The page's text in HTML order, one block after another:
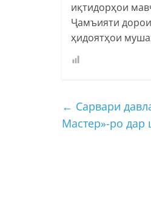
иқтидорҳои
Ҷамъияти
ҳидоятҳои
← Сарвари
Мастер»-ро